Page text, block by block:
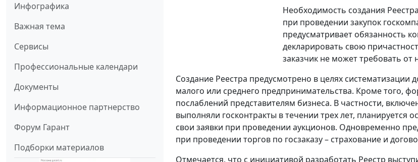
Инфографика
Важная тема
Сервисы
Профессиональные календари
Документы
Информационное партнерство
Форум Гарант
Подборки материалов
Необходимость создания
при проведении закупок
предусматривает обязанность
декларировать свою
заказчик не может требовать
Создание Реестра предусмотрено в целях систематизации
малого или среднего предпринимательства. Кроме того,
послаблений представителям бизнеса. В частности,
выполняли госконтракты в течении трех лет, планируется
свои заявки при проведении аукционов. Одновременно
при проведении торгов по госзаказу – страхование и
Отмечается, что с инициативой разработать Реестр